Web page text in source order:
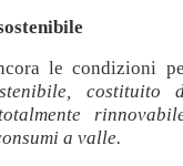
le condizioni
a valle.